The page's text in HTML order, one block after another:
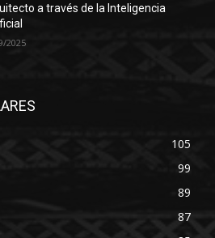
a través de la Inteligencia
2025
105
99
89
87